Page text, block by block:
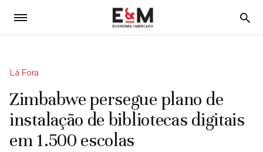
5
Lá Fora
Zimbabwe persegue plano de
instalação de bibliotecas digitais
em 1.500 escolas